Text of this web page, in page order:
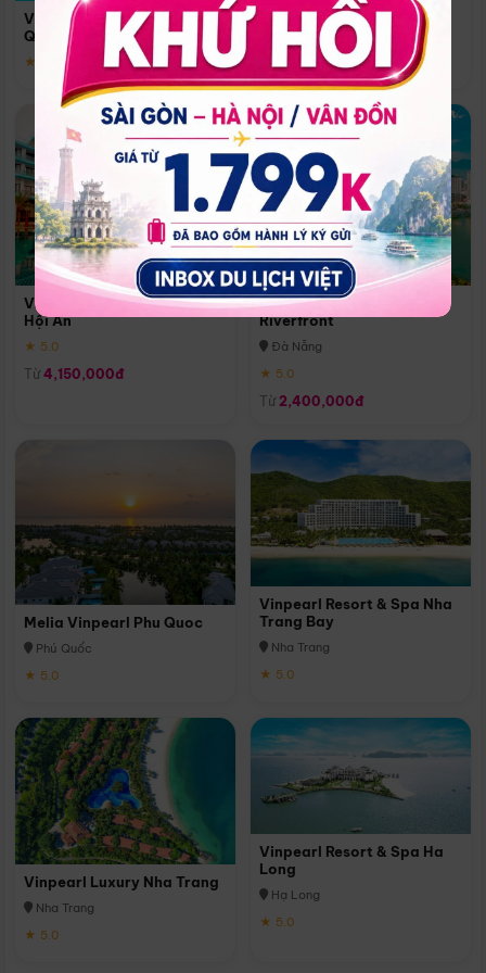
Vinpearl Resort & Spa Phu
Quoc
★ 5.0
Quoc
Phú Quốc
★ 5.0
Vinpearl Resort & Golf Nam
Hội An
★ 5.0
Từ 4,150,000đ
Melia Vinpearl Danang
Riverfront
Đà Nẵng
★ 5.0
Từ 2,400,000đ
Melia Vinpearl Phu Quoc
Phú Quốc
★ 5.0
Vinpearl Resort & Spa Nha
Trang Bay
Nha Trang
★ 5.0
Vinpearl Luxury Nha Trang
Nha Trang
★ 5.0
Vinpearl Resort & Spa Ha
Long
Hạ Long
★ 5.0